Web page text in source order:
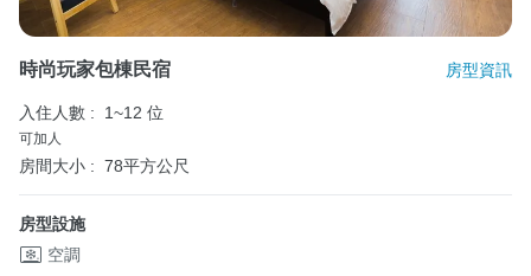
時尚玩家包棟民宿 房型資訊
入住人數 : 1~12 位
可加人
房間大小 : 78平方公尺
房型設施
空調